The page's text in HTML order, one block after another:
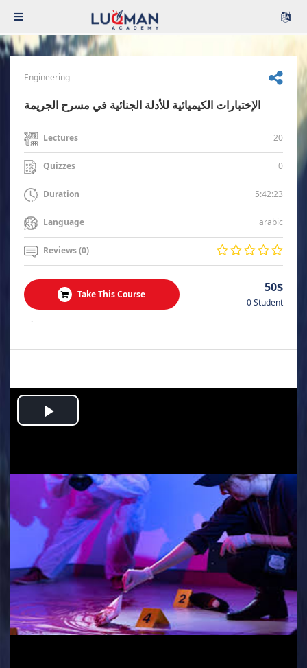
Engineering
الإختبارات الكيميائية للأدلة الجنائية في مسرح الجريمة
Lectures 20
Quizzes 0
Duration 5:42:23
Language arabic
Reviews (0)
Take This Course 50$
0 Student
.
Play